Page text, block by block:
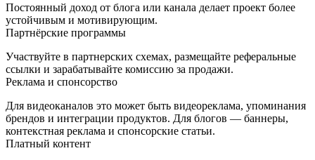
Постоянный доход от блога или канала делает проект более
устойчивым и мотивирующим.
Партнёрские программы
Участвуйте в партнерских схемах, размещайте реферальные
ссылки и зарабатывайте комиссию за продажи.
Реклама и спонсорство
Для видеоканалов это может быть видеореклама, упоминания
брендов и интеграции продуктов. Для блогов — баннеры,
контекстная реклама и спонсорские статьи.
Платный контент